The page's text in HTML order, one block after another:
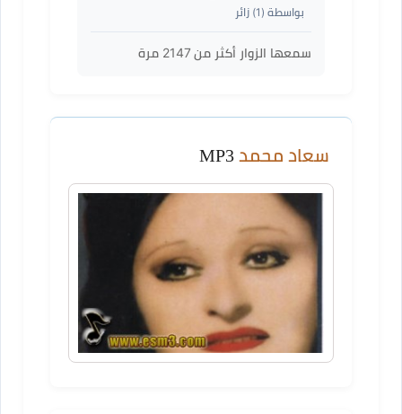
بواسطة ( 1) زائر
سمعها الزوار أكثر من2147 مرة
سعاد محمد